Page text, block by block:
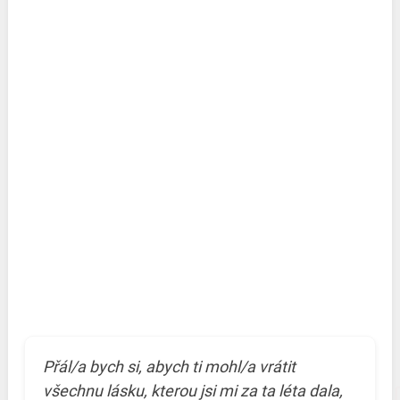
Přál/a bych si, abych ti mohl/a vrátit
všechnu lásku, kterou jsi mi za ta léta dala,